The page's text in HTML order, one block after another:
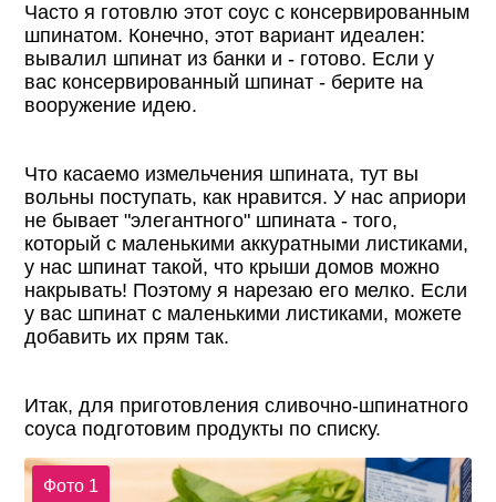
Часто я готовлю этот соус с консервированным
шпинатом. Конечно, этот вариант идеален:
вывалил шпинат из банки и - готово. Если у
вас консервированный шпинат - берите на
вооружение идею.
Что касаемо измельчения шпината, тут вы
вольны поступать, как нравится. У нас априори
не бывает "элегантного" шпината - того,
который с маленькими аккуратными листиками,
у нас шпинат такой, что крыши домов можно
накрывать! Поэтому я нарезаю его мелко. Если
у вас шпинат с маленькими листиками, можете
добавить их прям так.
Итак, для приготовления сливочно-шпинатного
соуса подготовим продукты по списку.
Фото 1